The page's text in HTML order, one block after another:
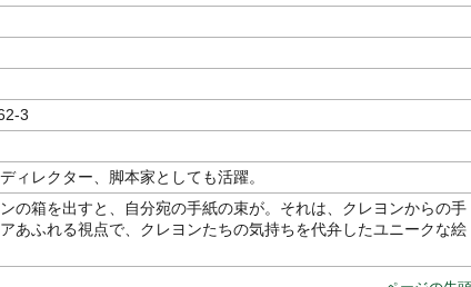
3
ィレクター、脚本家としても活躍。
の箱を出すと、自分宛の手紙の束が。それは、クレヨンからの手
あふれる視点で、クレヨンたちの気持ちを代弁したユニークな絵